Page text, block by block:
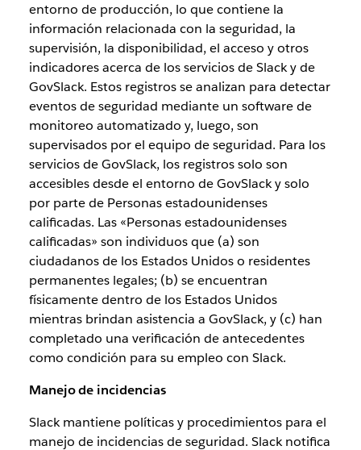
entorno de producción, lo que contiene la
información relacionada con la seguridad, la
supervisión, la disponibilidad, el acceso y otros
indicadores acerca de los servicios de Slack y de
GovSlack. Estos registros se analizan para detectar
eventos de seguridad mediante un software de
monitoreo automatizado y, luego, son
supervisados por el equipo de seguridad. Para los
servicios de GovSlack, los registros solo son
accesibles desde el entorno de GovSlack y solo
por parte de Personas estadounidenses
calificadas. Las «Personas estadounidenses
calificadas» son individuos que (a) son
ciudadanos de los Estados Unidos o residentes
permanentes legales; (b) se encuentran
físicamente dentro de los Estados Unidos
mientras brindan asistencia a GovSlack, y (c) han
completado una verificación de antecedentes
como condición para su empleo con Slack.
Manejo de incidencias
Slack mantiene políticas y procedimientos para el
manejo de incidencias de seguridad. Slack notifica